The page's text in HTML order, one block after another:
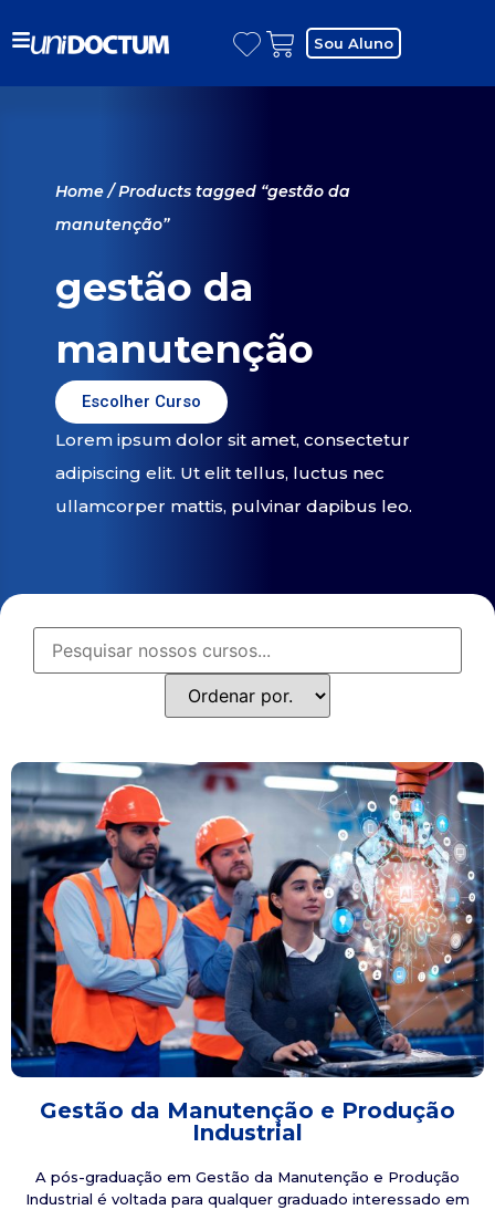
Sou Aluno
Home/ Products tagged “gestão da
manutenção”
gestão da
manutenção
Escolher Curso
Lorem ipsum dolor sit amet, consectetur
adipiscing elit. Ut elit tellus, luctus nec
ullamcorper mattis, pulvinar dapibus leo.
Gestão da Manutenção e Produção
Industrial
A pós-graduação em Gestão da Manutenção e Produção
Industrial é voltada para qualquer graduado interessado em